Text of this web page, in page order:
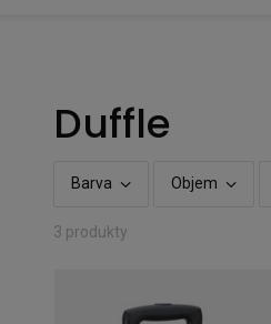
Duffle
Barva Objem
3 produkty